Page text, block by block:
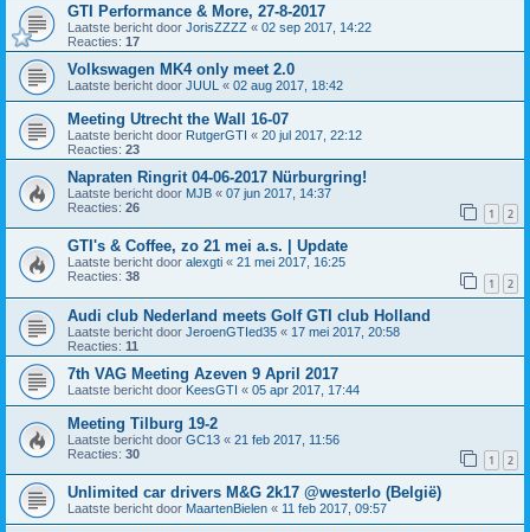
GTI Performance & More, 27-8-2017
Laatste bericht door JorisZZZZ « 02 sep 2017, 14:22
Reacties: 17
Volkswagen MK4 only meet 2.0
Laatste bericht door JUUL « 02 aug 2017, 18:42
Meeting Utrecht the Wall 16-07
Laatste bericht door RutgerGTI « 20 jul 2017, 22:12
Reacties: 23
Napraten Ringrit 04-06-2017 Nürburgring!
Laatste bericht door MJB « 07 jun 2017, 14:37
Reacties: 26 1 2
GTI's & Coffee, zo 21 mei a.s. | Update
Laatste bericht door alexgti « 21 mei 2017, 16:25
Reacties: 38 1 2
Audi club Nederland meets Golf GTI club Holland
Laatste bericht door JeroenGTIed35 « 17 mei 2017, 20:58
Reacties: 11
7th VAG Meeting Azeven 9 April 2017
Laatste bericht door KeesGTI « 05 apr 2017, 17:44
Meeting Tilburg 19-2
Laatste bericht door GC13 « 21 feb 2017, 11:56
Reacties: 30 1 2
Unlimited car drivers M&G 2k17 @westerlo (België)
Laatste bericht door MaartenBielen « 11 feb 2017, 09:57